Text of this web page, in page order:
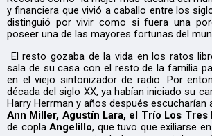
y financiera que vivió a caballo entre los
distinguió por vivir como si fuera una
poseer una de las mayores fortunas del
El resto gozaba de la vida en los ratos
sala de su casa con el resto de la familia
en el viejo sintonizador de radio. Por
década del siglo XX, ya habían iniciado su
Harry Herrman y años después escucharían
Ann Miller, Agustín Lara, el Trío Los Tres
de coplaAngelillo, que tuvo que exiliarse